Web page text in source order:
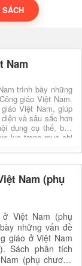
Nam
trình bày những
giáo Việt Nam.
Việt Nam, giúp
và sâu sắc hơn
dung cụ thể, bạn
lục trong mục chi
Nam (phụ
Việt Nam (phụ
những vấn đề
giáo ở Việt Nam
Sách phân tích
(phụ chương